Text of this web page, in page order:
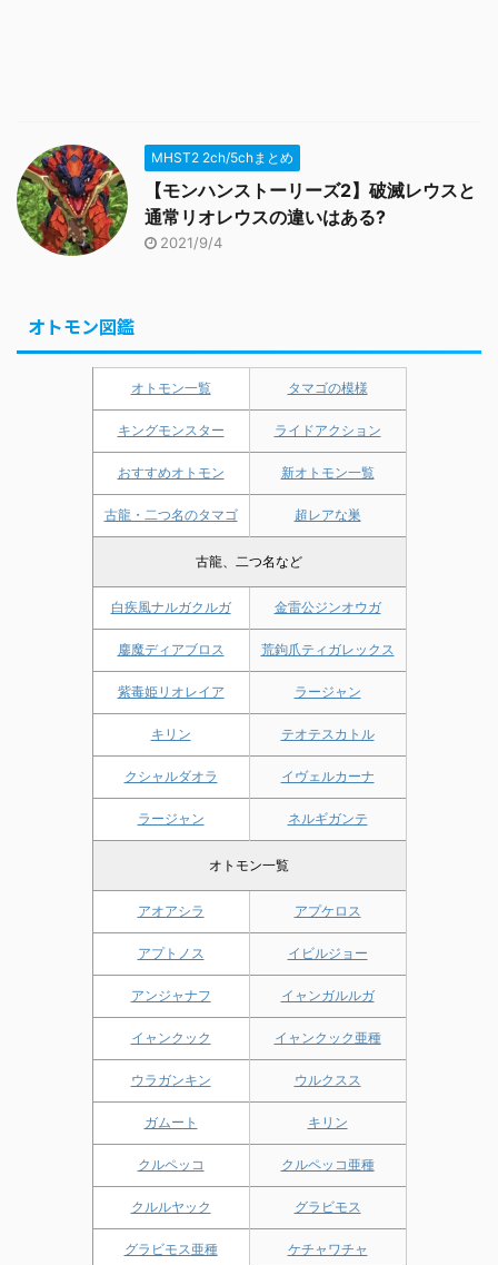
MHST2 2ch/5chまとめ
【モンハンストーリーズ2】破滅レウスと
通常リオレウスの違いはある?
2021/9/4
オトモン図鑑
オトモン一覧 タマゴの模様
キングモンスター ライドアクション
おすすめオトモン 新オトモン一覧
古龍・二つ名のタマゴ 超レアな巣
古龍、二つ名など
白疾風ナルガクルガ 金雷公ジンオウガ
鏖魔ディアブロス 荒鉤爪ティガレックス
紫毒姫リオレイア ラージャン
キリン テオテスカトル
クシャルダオラ イヴェルカーナ
ラージャン ネルギガンテ
オトモン一覧
アオアシラ アプケロス
アプトノス イビルジョー
アンジャナフ イャンガルルガ
イャンクック イャンクック亜種
ウラガンキン ウルクスス
ガムート キリン
クルペッコ クルペッコ亜種
クルルヤック グラビモス
グラビモス亜種 ケチャワチャ